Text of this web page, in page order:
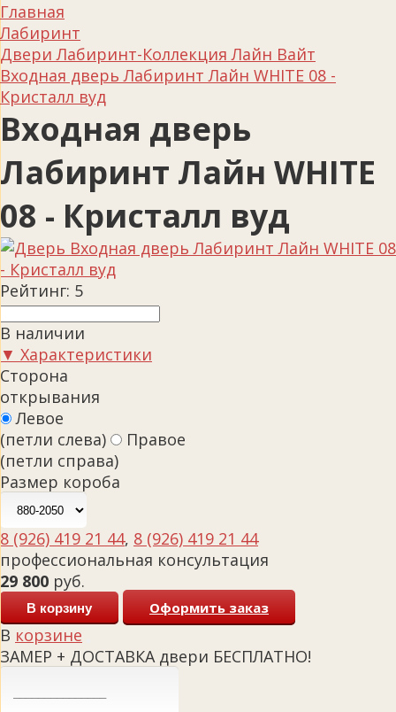
Главная
Лабиринт
Двери Лабиринт-Коллекция Лайн Вайт
Входная дверь Лабиринт Лайн WHITE 08 -
Кристалл вуд
Входная дверь
Лабиринт Лайн WHITE
08 - Кристалл вуд
Рейтинг: 5
В наличии
▼ Характеристики
Сторона
открывания
Левое
(петли слева)
Правое
(петли справа)
Размер короба
8 (926) 419 21 44, 8 (926) 419 21 44
профессиональная консультация
29 800 руб.
В корзину Оформить заказ
В корзине
ЗАМЕР + ДОСТАВКА двери БЕСПЛАТНО!